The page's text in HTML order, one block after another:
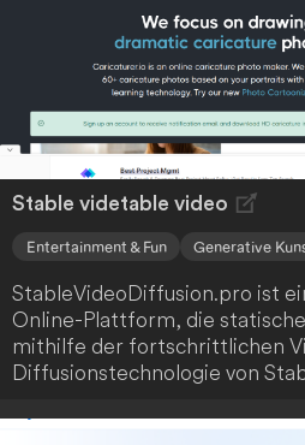
Stable videtable video
Entertainment & Fun Generative
StableVideoDiffusion.pro ist
Online-Plattform, die
mithilfe der fortschrittlichen
Diffusionstechnologie von
ermöglicht kostenlosen und